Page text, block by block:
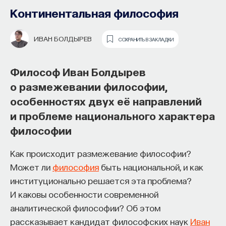
Континентальная философия
ИВАН БОЛДЫРЕВ СОХРАНИТЬ В ЗАКЛАДКИ
Философ Иван Болдырев
о размежевании философии,
особенностях двух её направлений
и проблеме национального характера
философии
Как происходит размежевание философии?
Может ли философия быть национальной, и как
институционально решается эта проблема?
И каковы особенности современной
аналитической философии? Об этом
рассказывает кандидат философских наук Иван
Как наши память, потребности,
эмоции, внимание, воля связаны
от нейромедиаторов?
Как устроена наша нервная система
на структурном, клеточном и молекулярном
уровнях? В чем состоит роль нейромедиаторов
Философ Ольга Жукова о ценностях
европейского модерна, метафизике
свободы и русской национальной
культуре
Русский европеизм — историко-культурное
и философское понятие, характеризующее
умственное движение в среде русского